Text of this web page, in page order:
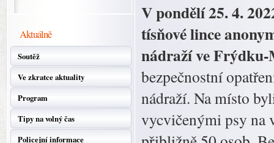
Aktuálně
Soutěž
Ve zkratce aktuality
Program
Tipy na volný čas
Policejní informace
V pondělí 25. 4.
tísňové lince
nádraží ve
bezpečnostní
nádraží. Na místo
vycvičenými psy na